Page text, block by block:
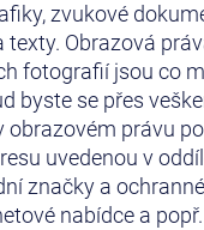
zvukové
texty. Obrazová
fotografií jsou co
byste se přes
obrazovém právu
uvedenou v
značky a
nabídce a